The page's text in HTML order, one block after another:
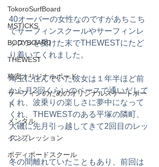
TokoroSurfBoard
MSTICKS
BODYBOARD
THEWEST
格安オリジナルボード
サーフィンのためのオリジナルスケートボー
ド
メンタル
インプレッション
ボディボードスクール
40オーバーの女性なのですがあちこち
でサーフィンスクールやサーフィンレ
ッスンを受けた末でTHEWESTにたど
り着いてくれました。
埼玉に住んでいた彼女は１年半ほど前
から月2回くらいのペースで通いだして
くれ、波乗りの楽しさに夢中になって
くれ、THEWESTのある平塚の隣町、
大磯に先月引っ越してきて2回目のレッ
スン。
冬の間離れていたこともあり、前回は